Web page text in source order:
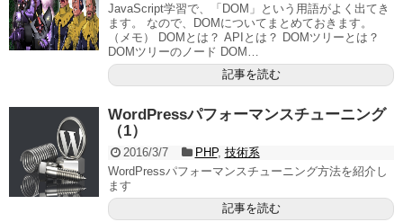
JavaScript学習で、「DOM」という用語がよく出てき
ます。 なので、DOMについてまとめておきます。
（メモ） DOMとは？ APIとは？ DOMツリーとは？
DOMツリーのノード DOM…
記事を読む
WordPressパフォーマンスチューニング
（1）
2016/3/7 PHP, 技術系
WordPressパフォーマンスチューニング方法を紹介し
ます
記事を読む